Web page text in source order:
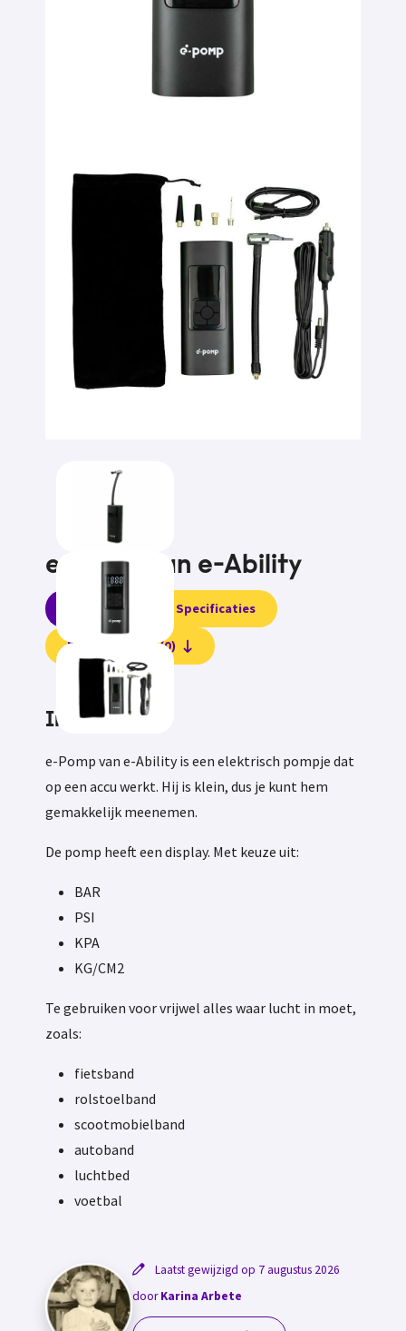
e-Pomp van e-Ability
Informatie Specificaties
Beoordelingen (0)
Informatie
e-Pomp van e-Ability is een elektrisch pompje dat
op een accu werkt. Hij is klein, dus je kunt hem
gemakkelijk meenemen.
De pomp heeft een display. Met keuze uit:
BAR
PSI
KPA
KG/CM2
Te gebruiken voor vrijwel alles waar lucht in moet,
zoals:
fietsband
rolstoelband
scootmobielband
autoband
luchtbed
voetbal
Laatst gewijzigd op 7 augustus 2026
doorKarina Arbete